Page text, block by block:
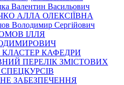
Валентин Васильович
АЛЛА ОЛЕКСІЇВНА
Володимир Сергійович
ІЛЛЯ
КЛАСТЕР КАФЕДРИ
ПЕРЕЛІК ЗМІСТОВИХ
ЗАБЕЗПЕЧЕННЯ